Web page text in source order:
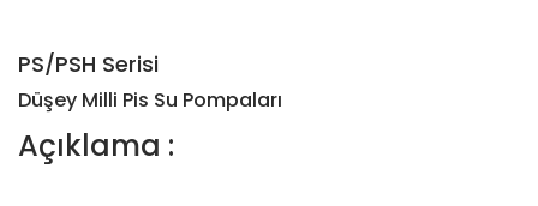
PS/PSH Serisi
Düşey Milli Pis Su Pompaları
Açıklama :